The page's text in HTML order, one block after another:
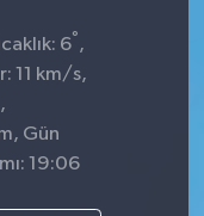
6° ,
11 km/s,
Gün
19:06